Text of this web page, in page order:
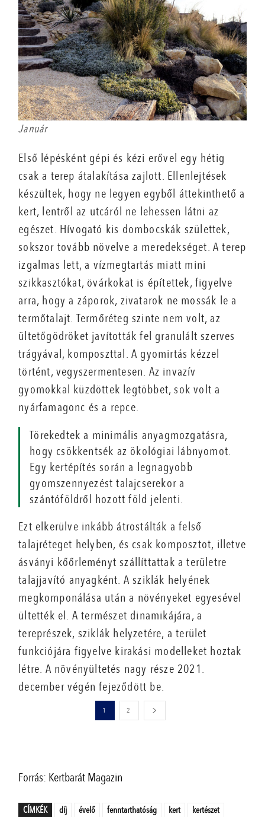
Január
Első lépésként gépi és kézi erővel egy hétig
csak a terep átalakítása zajlott. Ellenlejtések
készültek, hogy ne legyen egyből áttekinthető a
kert, lentről az utcáról ne lehessen látni az
egészet. Hívogató kis dombocskák születtek,
sokszor tovább növelve a meredekséget. A terep
izgalmas lett, a vízmegtartás miatt mini
szikkasztókat, övárkokat is építettek, figyelve
arra, hogy a záporok, zivatarok ne mossák le a
termőtalajt. Termőréteg szinte nem volt, az
ültetőgödröket javították fel granulált szerves
trágyával, komposzttal. A gyomirtás kézzel
történt, vegyszermentesen. Az invazív
gyomokkal küzdöttek legtöbbet, sok volt a
nyárfamagonc és a repce.
Törekedtek a minimális anyagmozgatásra,
hogy csökkentsék az ökológiai lábnyomot.
Egy kertépítés során a legnagyobb
gyomszennyezést talajcserekor a
szántóföldről hozott föld jelenti.
Ezt elkerülve inkább átrostálták a felső
talajréteget helyben, és csak komposztot, illetve
ásványi kőőrleményt szállíttattak a területre
talajjavító anyagként. A sziklák helyének
megkomponálása után a növényeket egyesével
ültették el. A természet dinamikájára, a
tereprészek, sziklák helyzetére, a terület
funkciójára figyelve kirakási modelleket hoztak
létre. A növényültetés nagy része 2021.
december végén fejeződött be.
1 2
Forrás: Kertbarát Magazin
CÍMKÉK díj évelő fenntarthatóság kert
kertészet